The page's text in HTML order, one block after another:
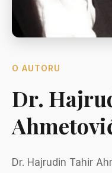
O AUTORU
Dr.
Dr. Hajrudin Tahir